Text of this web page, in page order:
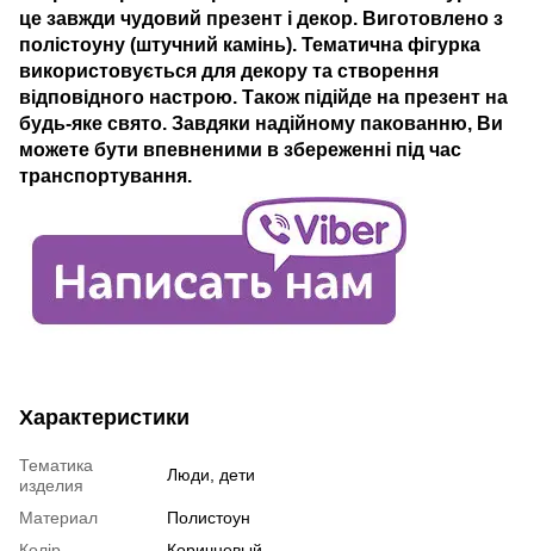
це завжди чудовий презент і декор. Виготовлено з
полістоуну (штучний камінь). Тематична фігурка
використовується для декору та створення
відповідного настрою. Також підійде на презент на
будь-яке свято. Завдяки надійному пакованню, Ви
можете бути впевненими в збереженні під час
транспортування.
Характеристики
Тематика
изделия
Люди, дети
Материал
Полистоун